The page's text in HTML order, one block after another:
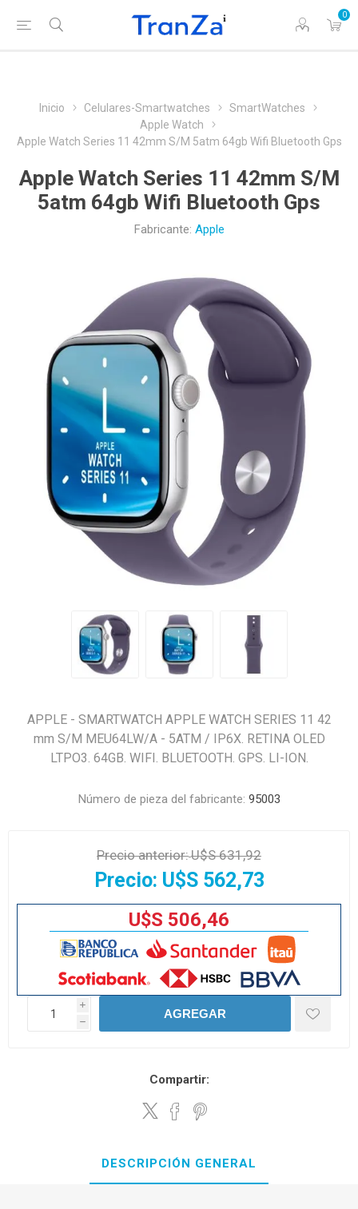
0
Inicio Celulares-Smartwatches
SmartWatches
Apple Watch
Apple Watch Series 11 42mm S/M 5atm 64gb Wifi Bluetooth Gps
Apple Watch Series 11 42mm S/M
5atm 64gb Wifi Bluetooth Gps
Fabricante: Apple
APPLE - SMARTWATCH APPLE WATCH SERIES 11 42
mm S/M MEU64LW/A - 5ATM / IP6X. RETINA OLED
LTPO3. 64GB. WIFI. BLUETOOTH. GPS. LI-ION.
Número de pieza del fabricante: 95003
Precio anterior:U$S 631,92
Precio: U$S 562,73
U$S 506,46
i
h
AGREGAR
Compartir:
DESCRIPCIÓN GENERAL